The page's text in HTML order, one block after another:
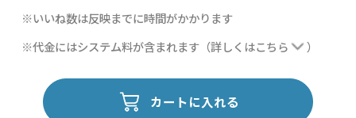
※いいね数は反映までに時間がかかります
※代金にはシステム料が含まれます（詳しくはこちら ）
カートに入れる